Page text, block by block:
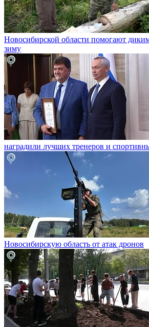
Новосибирской области помогают
зиму
наградили лучших тренеров и
Новосибирскую область от атак дронов